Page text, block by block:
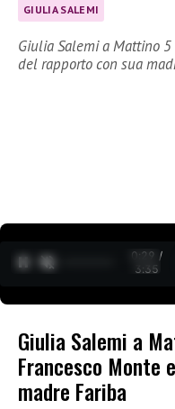
GIULIA SALEMI
Giulia Salemi a Mattino
del rapporto con sua
0:30 /
3:35
Giulia Salemi a
Francesco Monte
madre Fariba